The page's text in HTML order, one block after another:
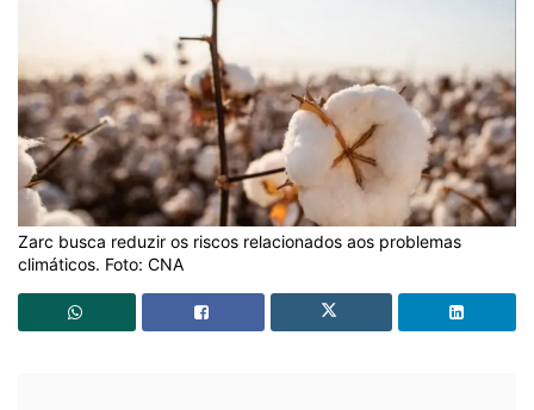
Zarc busca reduzir os riscos relacionados aos problemas
climáticos. Foto: CNA